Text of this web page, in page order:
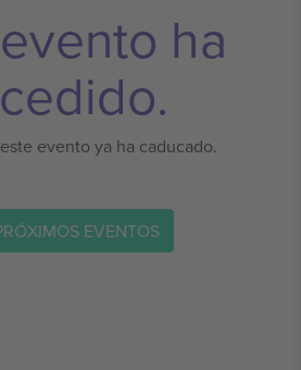
ha
evento ya ha caducado.
EVENTOS